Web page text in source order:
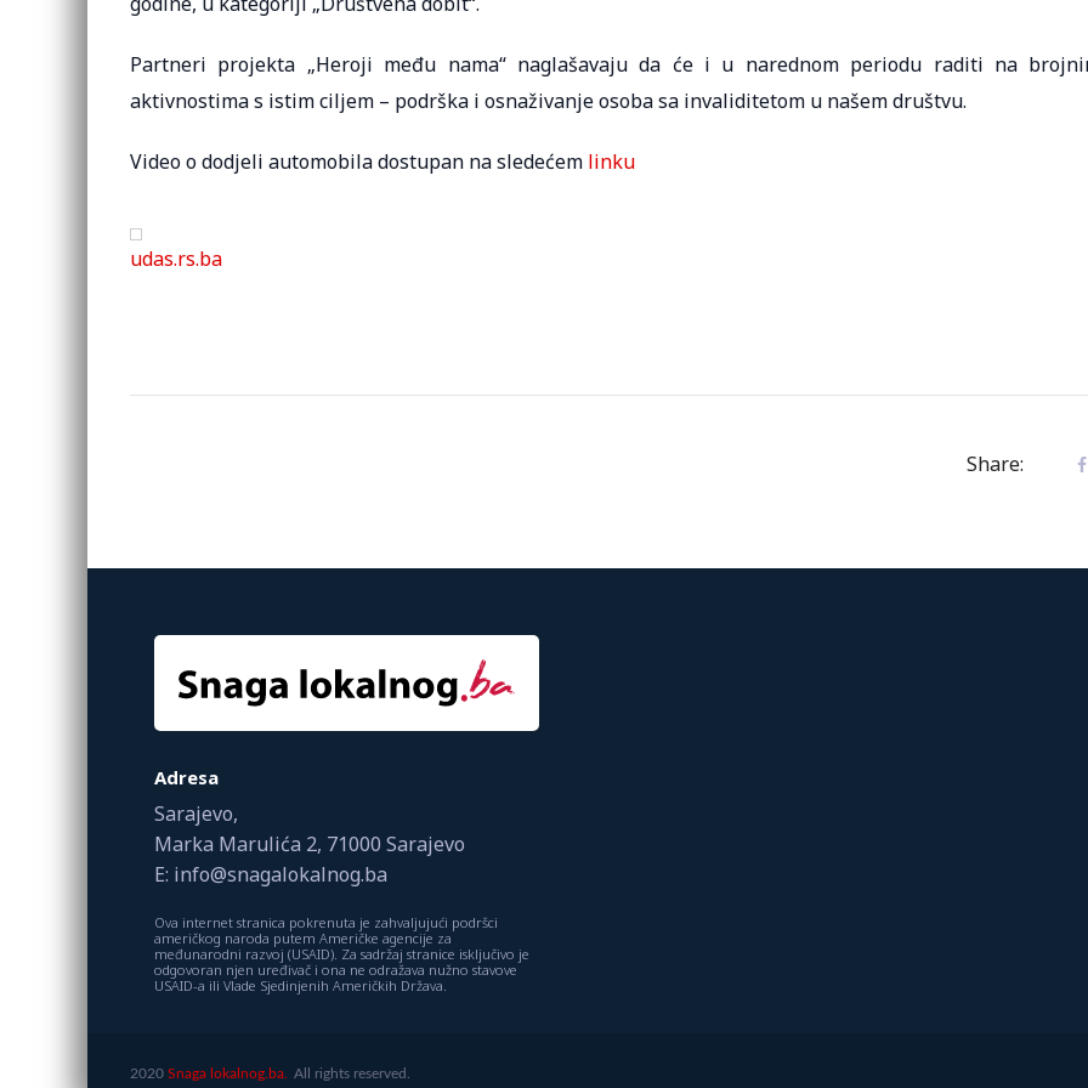
Partneri projekta „Heroji među nama“ naglašavaju da će i u narednom periodu raditi na
aktivnostima s istim ciljem – podrška i osnaživanje osoba sa invaliditetom u našem društvu.
Video o dodjeli automobila dostupan na sledećem linku
udas.rs.ba
Share:
Adresa
Sarajevo,
Marka Marulića 2, 71000 Sarajevo
E: info@snagalokalnog.ba
Ova internet stranica pokrenuta je zahvaljujući podršci
američkog naroda putem Američke agencije za
međunarodni razvoj (USAID). Za sadržaj stranice isključivo je
odgovoran njen uređivač i ona ne odražava nužno stavove
USAID-a ili Vlade Sjedinjenih Američkih Država.
2020 Snaga lokalnog.ba. All rights reserved.